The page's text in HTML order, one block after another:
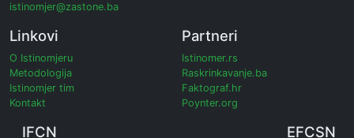
istinomjer@zastone.ba
Linkovi
O Istinomjeru
Metodologija
Istinomjer tim
Kontakt
Partneri
Istinomer.rs
Raskrinkavanje.ba
Faktograf.hr
Poynter.org
IFCN EFCSN